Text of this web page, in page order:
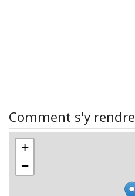
Comment s'y rendre
+
−